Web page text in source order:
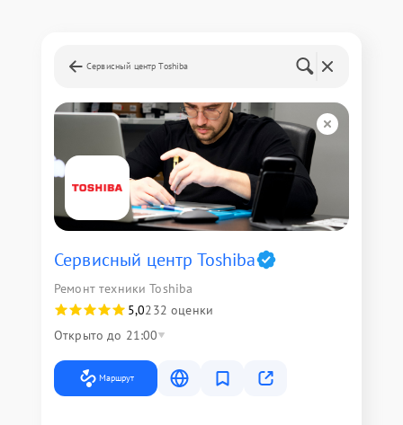
Сервисный центр Toshiba
Сервисный центр Toshiba
Ремонт техники Toshiba
5,0232 оценки
Открыто до 21:00
Маршрут